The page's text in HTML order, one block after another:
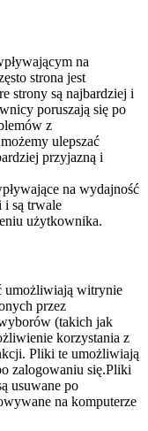
na
strona jest
strony są najbardziej i
poruszają się po
z
ulepszać
przyjazną i
na wydajność
i są trwale
użytkownika.
umożliwiają witrynie
przez
(takich jak
korzystania z
Pliki te umożliwiają
zalogowaniu się.Pliki
usuwane po
na komputerze